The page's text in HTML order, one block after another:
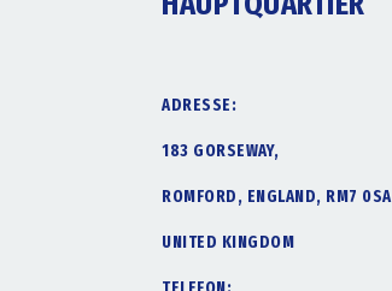
ADRESSE:
183 GORSEWAY,
ROMFORD, ENGLAND, RM7 0SA
UNITED KINGDOM